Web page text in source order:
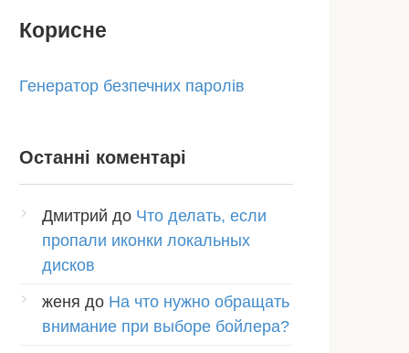
Корисне
Генератор безпечних паролів
Останні коментарі
Дмитрий до Что делать, если
пропали иконки локальных
дисков
женя до На что нужно обращать
внимание при выборе бойлера?